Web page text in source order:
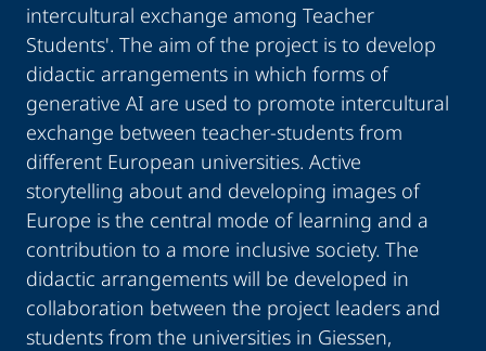
intercultural exchange among Teacher
Students'. The aim of the project is to develop
didactic arrangements in which forms of
generative AI are used to promote intercultural
exchange between teacher-students from
different European universities. Active
storytelling about and developing images of
Europe is the central mode of learning and a
contribution to a more inclusive society. The
didactic arrangements will be developed in
collaboration between the project leaders and
students from the universities in Giessen,